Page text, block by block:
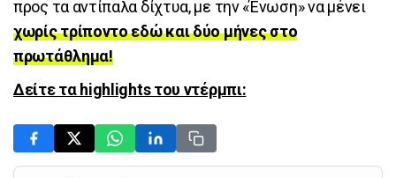
προς τα αντίπαλα δίχτυα, με την «Ένωση» να μένει
χωρίς τρίποντο εδώ και δύο μήνες στο
πρωτάθλημα!
Δείτε τα highlights του ντέρμπι: